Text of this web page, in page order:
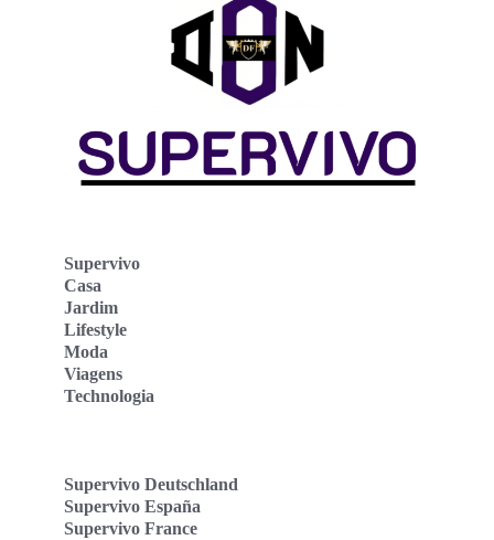
Supervivo
Casa
Jardim
Lifestyle
Moda
Viagens
Technologia
Supervivo Deutschland
Supervivo España
Supervivo France